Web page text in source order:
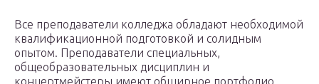
Все преподаватели колледжа обладают необходимой
квалификационной подготовкой и солидным
опытом. Преподаватели специальных,
общеобразовательных дисциплин и
концертмейстеры имеют обширное портфолио